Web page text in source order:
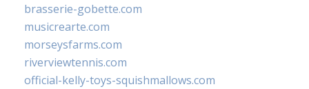
brasserie-gobette.com
musicrearte.com
morseysfarms.com
riverviewtennis.com
official-kelly-toys-squishmallows.com